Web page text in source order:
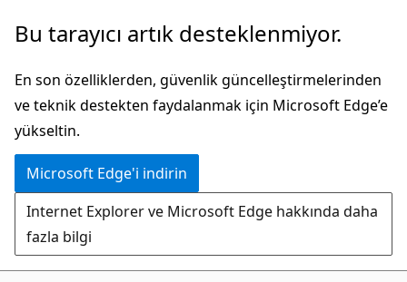
Ana
atla
Sayfa
gezintiye
atla
Bu tarayıcı artık desteklenmiyor.
En son özelliklerden, güvenlik güncelleştirmelerinden
ve teknik destekten faydalanmak için Microsoft Edge’e
yükseltin.
Microsoft Edge'i indirin
Internet Explorer ve Microsoft Edge hakkında daha
fazla bilgi